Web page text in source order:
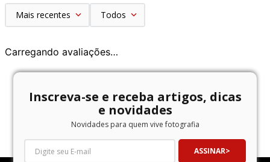
Mais recentes Todos
Carregando avaliações…
Inscreva-se e receba artigos, dicas
e novidades
Novidades para quem vive fotografia
ASSINAR